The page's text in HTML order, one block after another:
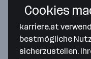
Bitte
Cookies
karriere.at
bestmögliche
sicherzustellen.